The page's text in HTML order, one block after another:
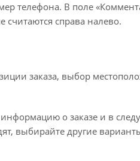
телефона. В поле
считаются справа налево.
заказа, выбор
о заказе и в
выбирайте другие